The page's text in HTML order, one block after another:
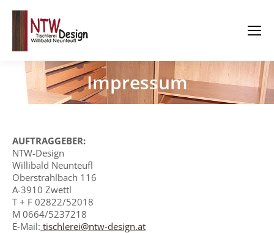
Impressum
AUFTRAGGEBER:
NTW-Design
Willibald Neunteufl
Oberstrahlbach 116
A-3910 Zwettl
T + F 02822/52018
M 0664/5237218
E-Mail: tischlerei@ntw-design.at